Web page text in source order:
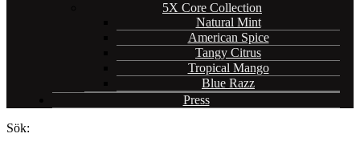
5X Core Collection
Natural Mint
American Spice
Tangy Citrus
Tropical Mango
Blue Razz
Press
Sök: